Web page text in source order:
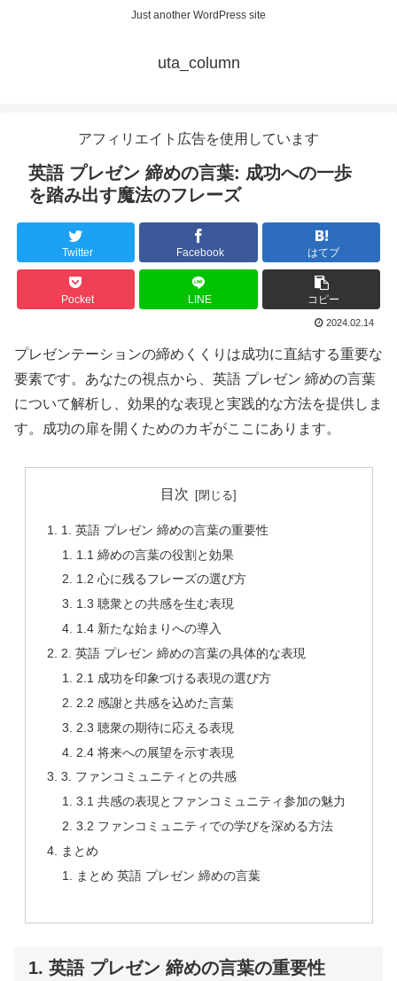
Just another WordPress site
uta_column
アフィリエイト広告を使用しています
英語 プレゼン 締めの言葉: 成功への一歩
を踏み出す魔法のフレーズ
Twitter Facebook はてブ
Pocket LINE コピー
2024.02.14
プレゼンテーションの締めくくりは成功に直結する重要な
要素です。あなたの視点から、英語 プレゼン 締めの言葉
について解析し、効果的な表現と実践的な方法を提供しま
す。成功の扉を開くためのカギがここにあります。
目次
1. 英語 プレゼン 締めの言葉の重要性
1.1 締めの言葉の役割と効果
1.2 心に残るフレーズの選び方
1.3 聴衆との共感を生む表現
1.4 新たな始まりへの導入
2. 英語 プレゼン 締めの言葉の具体的な表現
2.1 成功を印象づける表現の選び方
2.2 感謝と共感を込めた言葉
2.3 聴衆の期待に応える表現
2.4 将来への展望を示す表現
3. ファンコミュニティとの共感
3.1 共感の表現とファンコミュニティ参加の魅力
3.2 ファンコミュニティでの学びを深める方法
まとめ
まとめ 英語 プレゼン 締めの言葉
1. 英語 プレゼン 締めの言葉の重要性